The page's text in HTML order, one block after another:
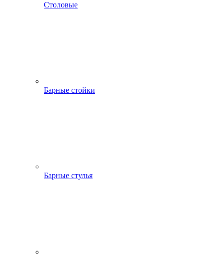
Столовые
Барные стойки
Барные стулья